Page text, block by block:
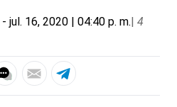
- jul. 16, 2020 | 04:40 p. m.| 4